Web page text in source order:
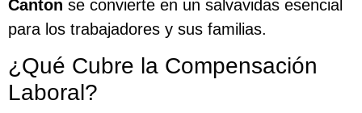
Canton se convierte en un salvavidas esencial
para los trabajadores y sus familias.
¿Qué Cubre la Compensación
Laboral?